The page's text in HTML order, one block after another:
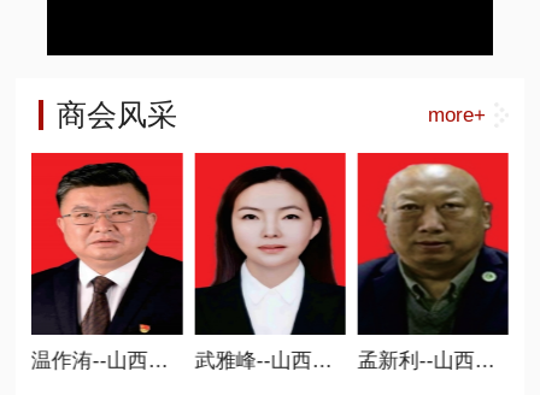
商会风采 more+
温作洧--山西省商业联合会执行会长 新智造分会会长 武雅峰--山西省商业联合会执行会长、 职业教育委员会会长 孟新利--山西省商业联合会执行会长、 碳中和专委会会长